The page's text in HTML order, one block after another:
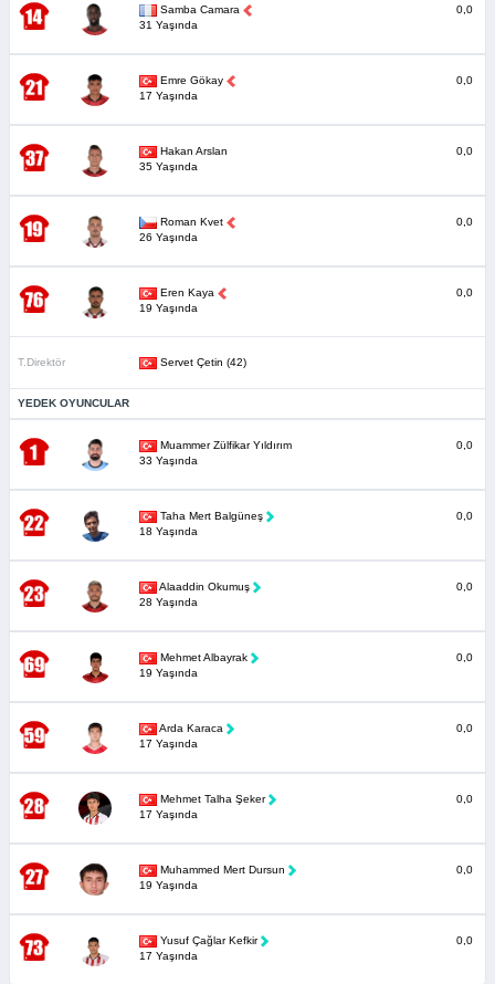
Samba Camara
31 Yaşında
0,0
Emre Gökay
17 Yaşında
0,0
Hakan Arslan
35 Yaşında
0,0
Roman Kvet
26 Yaşında
0,0
Eren Kaya
19 Yaşında
0,0
T.Direktör Servet Çetin (42)
YEDEK OYUNCULAR
Muammer Zülfikar Yıldırım
33 Yaşında
0,0
Taha Mert Balgüneş
18 Yaşında
0,0
Alaaddin Okumuş
28 Yaşında
0,0
Mehmet Albayrak
19 Yaşında
0,0
Arda Karaca
17 Yaşında
0,0
Mehmet Talha Şeker
17 Yaşında
0,0
Muhammed Mert Dursun
19 Yaşında
0,0
Yusuf Çağlar Kefkir
17 Yaşında
0,0